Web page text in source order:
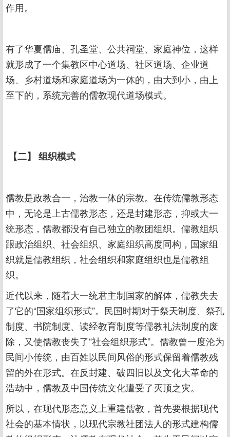
作用。
有了华夏儒庙、孔圣堂、公共祠堂、家庭神位，这样
就形成了一个集教区中心道场、社区道场、企业道
场、乡村道场和家庭道场为一体的，由大到小，由上
至下的，系统完善的儒教现代道场模式。
【二】 组织模式
儒教是政教合一，治教一体的宗教。在传统儒教形态
中，无论是上古儒教形态，还是封建形态，抑或大一
统形态，儒教都没有自己独立的教团组织。儒教组织
跟政治组织、社会组织、家庭组织高度同构，国家组
织就是儒教组织，社会组织和家庭组织也是儒教组
织。
近代以来，随着大一统君主制国家的解体，儒教失去
了它的“国家组织形式”。民国时期对于祭天制度、祭孔
制度、书院制度、读经教育制度等儒教礼法制度的废
除，又使儒教丧失了“社会组织形式”。儒教曾一度沦为
民间小传统，由百姓以民间风俗的形式保留着儒教残
留的外在形式。在反封建、破四旧以及文化大革命的
浩劫中，儒教及中国传统文化遭受了灭顶之灾。
所以，在现代形态意义上重建儒教，首先要根据现代
社会的基本情状，以现代宗教社团法人的形式建构儒